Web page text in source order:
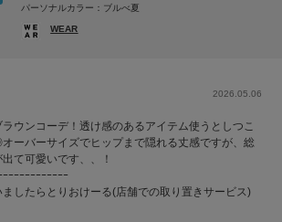
パーソナルカラー：ブルべ夏
WEAR
2026.05.06
ウンコーデ！透け感のあるアイテム使うとしつこ
ーバーサイズでヒップまで隠れる丈感ですが、総
て可愛いです、、！
ｰｰｰｰｰｰｰｰｰｰｰ
したらとりおけーる(店舗での取り置きサービス)